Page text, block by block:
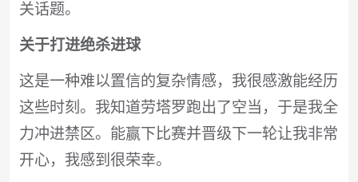
关话题。
关于打进绝杀进球
这是一种难以置信的复杂情感，我很感激能经历
这些时刻。我知道劳塔罗跑出了空当，于是我全
力冲进禁区。能赢下比赛并晋级下一轮让我非常
开心，我感到很荣幸。